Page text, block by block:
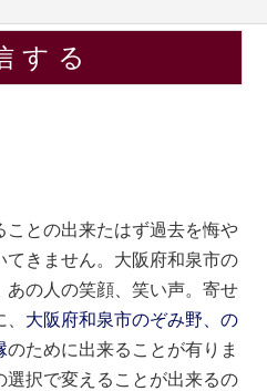
ことの出来たはず過去を悔や
てきません。大阪府和泉市の
あの人の笑顔、笑い声。寄せ
大阪府和泉市のぞみ野、の
のために出来ることが有りま
選択で変えることが出来るの